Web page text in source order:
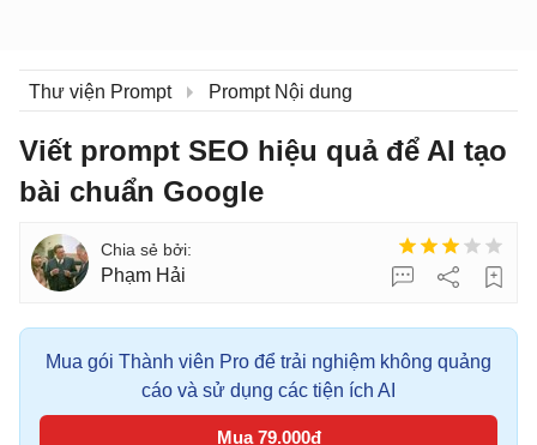
Thư viện Prompt Prompt Nội dung
Viết prompt SEO hiệu quả để AI tạo
bài chuẩn Google
Phạm Hải
Mua gói Thành viên Pro để trải nghiệm không quảng
cáo và sử dụng các tiện ích AI
Mua 79.000đ